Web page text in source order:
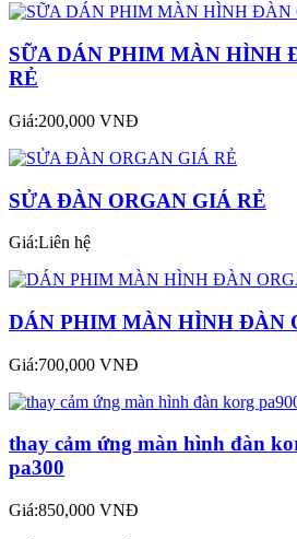
SỮA DÁN PHIM MÀN HÌNH
RẺ
Giá:200,000 VNĐ
SỬA ĐÀN ORGAN GIÁ RẺ
Giá:Liên hệ
DÁN PHIM MÀN HÌNH ĐÀN
Giá:700,000 VNĐ
thay cảm ứng màn hình đàn
pa300
Giá:850,000 VNĐ